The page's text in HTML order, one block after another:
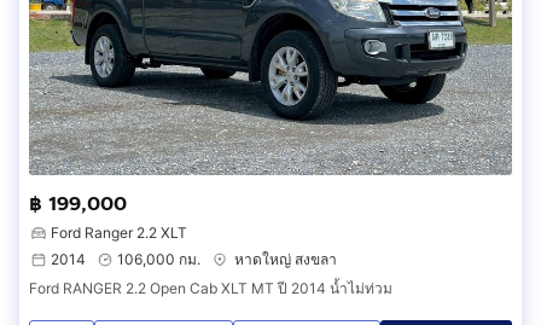
฿ 199,000
Ford Ranger 2.2 XLT
2014
106,000 กม.
หาดใหญ่ สงขลา
Ford RANGER 2.2 Open Cab XLT MT ปี 2014 น้ำไม่ท่วม